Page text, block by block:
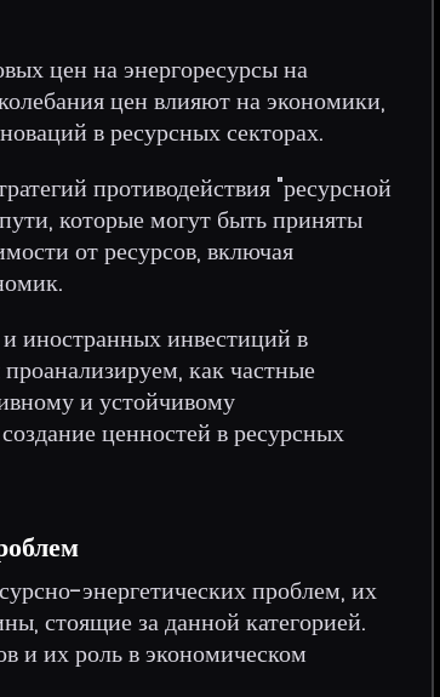
цен на энергоресурсы на
цен влияют на экономики,
в ресурсных секторах.
противодействия "ресурсной
которые могут быть приняты
от ресурсов, включая
иностранных инвестиций в
как частные
и устойчивому
ценностей в ресурсных
энергетических проблем, их
стоящие за данной категорией.
и их роль в экономическом